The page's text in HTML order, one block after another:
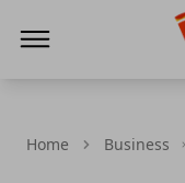
Home Business